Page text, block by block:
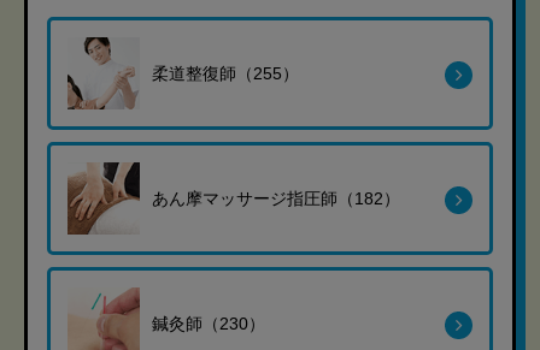
柔道整復師（255）
あん摩マッサージ指圧師（182）
鍼灸師（230）